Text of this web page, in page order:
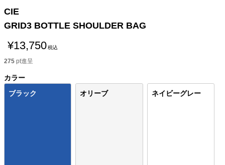
CIE
GRID3 BOTTLE SHOULDER BAG
¥13,750税込
275 pt進呈
カラー
ブラック
オリーブ ネイビーグレー